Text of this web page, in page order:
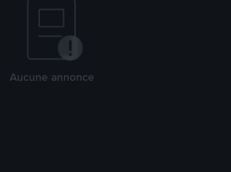
Aucune annonce